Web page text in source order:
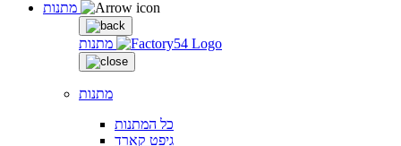
מתנות
מתנות
כל המתנות
גיפט קארד